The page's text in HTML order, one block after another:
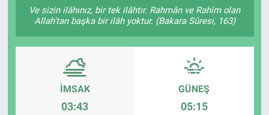
Ve sizin ilâhınız, bir tek ilâhtır. Rahmân ve Rahîm olan
Allah'tan başka bir ilâh yoktur. (Bakara Sûresi, 163)
İMSAK
03:43
GÜNEŞ
05:15